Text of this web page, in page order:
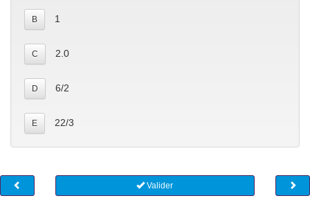
B 1
C 2.0
D 6/2
E 22/3
Valider